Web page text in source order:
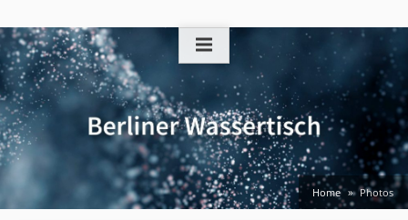
to
content
Home Photos